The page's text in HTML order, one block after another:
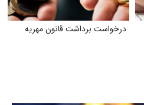
درخواست برداشت قانون مهریه